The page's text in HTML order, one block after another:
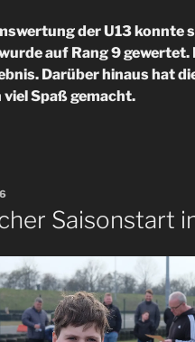
der U13 konnte
auf Rang 9
Darüber hinaus hat
Spaß gemacht.
Saisonstart